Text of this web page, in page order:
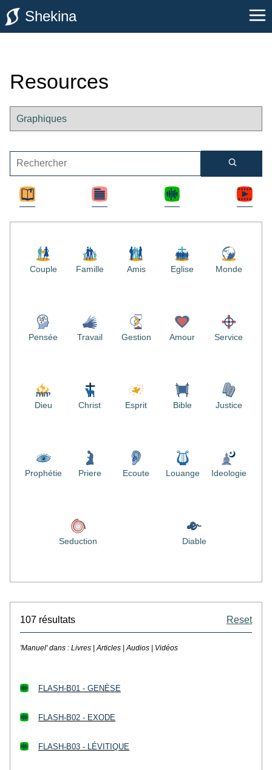
Shekina
Resources
Couple Famille Amis Eglise Monde
Pensée Travail Gestion Amour Service
Dieu Christ Esprit Bible Justice
Prophétie Priere Ecoute Louange Ideologie
Seduction Diable
107 résultats Reset
'Manuel' dans : Livres | Articles | Audios | Vidéos
FLASH-B01 - GENÈSE
FLASH-B02 - EXODE
FLASH-B03 - LÉVITIQUE